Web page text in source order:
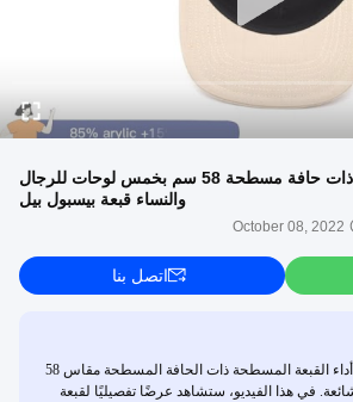
قبعات Snapback ذات حافة مسطحة 58 سم بخمس لوحات للرجال
والنساء قبعة بيسبول بيل
October 08, 2022
اتصل بنا
يرشدك فريقنا إلى كيفية أداء القبعة المسطحة ذات الحافة المسطحة مقاس 58
في هذا الفيديو، ستشاهد عرضًا تفصيليًا لقبعة